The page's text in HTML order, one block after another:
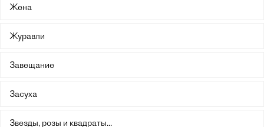
Жена
Журавли
Завещание
Засуха
Звезды, розы и квадраты...